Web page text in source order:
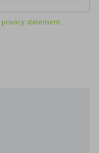
privacy statement.